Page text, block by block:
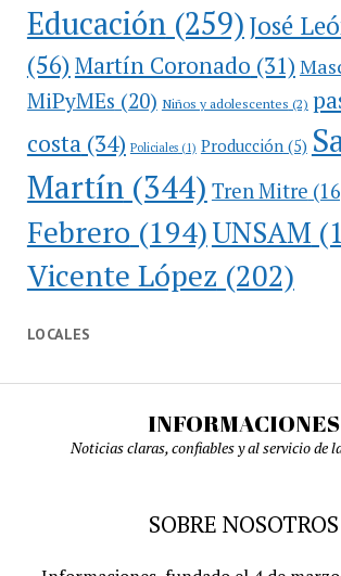
Educación(259)José
(56)Martín Coronado (31)
MiPyMEs (20) Niños y adolescentes (2)
costa(34) Policiales(1) Producción(5)
Martín(344) Tren Mitre
Febrero (194)UNSAM
Vicente López (202)
LOCALES
INFORMACIONES
Noticias claras, confiables y al servicio de
SOBRE NOSOTROS